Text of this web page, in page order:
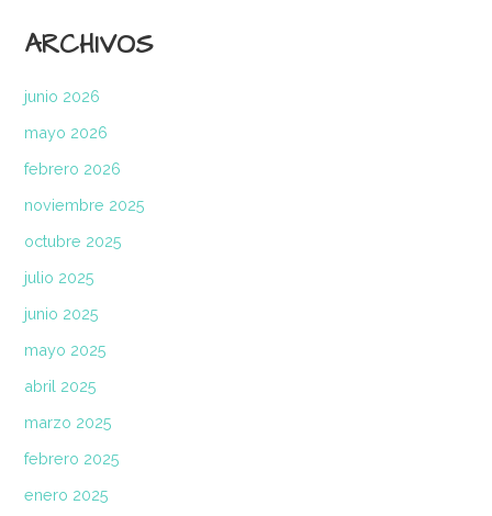
ARCHIVOS
junio 2026
mayo 2026
febrero 2026
noviembre 2025
octubre 2025
julio 2025
junio 2025
mayo 2025
abril 2025
marzo 2025
febrero 2025
enero 2025